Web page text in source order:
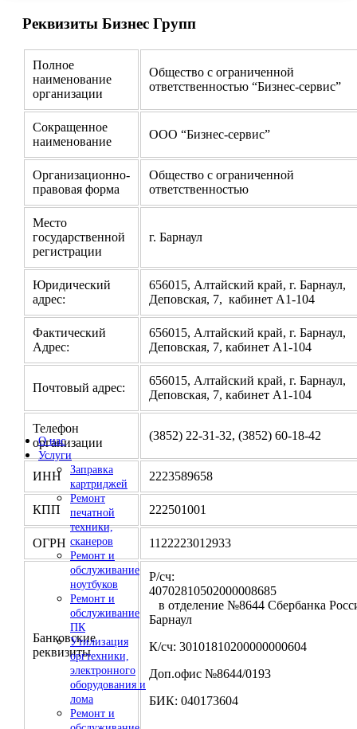
О нас
Услуги
Заправка
картриджей
Ремонт
печатной
техники,
сканеров
Ремонт и
обслуживание
ноутбуков
Ремонт и
обслуживание
ПК
Утилизация
оргтехники,
электронного
оборудования и
лома
Ремонт и
Реквизиты Бизнес Групп
Полное
наименование
организации
Общество с ограниченной
ответственностью “Бизнес-сервис”
Сокращенное
наименование
ООО “Бизнес-сервис”
Организационно-
правовая форма
Общество с ограниченной
ответственностью
Место
государственной
регистрации
г. Барнаул
Юридический
адрес:
656015, Алтайский край, г. Барнаул,
Деповская, 7, кабинет А1-104
Фактический
Адрес:
656015, Алтайский край, г. Барнаул,
Деповская, 7, кабинет А1-104
Почтовый адрес:
656015, Алтайский край, г. Барнаул,
Деповская, 7, кабинет А1-104
Телефон
организации
(3852) 22-31-32, (3852) 60-18-42
ИНН 2223589658
КПП 222501001
ОГРН 1122223012933
Банковские
реквизиты
Р/сч:
в отделение №8644 Сбербанка
Барнаул
К/сч: 30101810200000000604
Доп.офис №8644/0193
БИК: 040173604